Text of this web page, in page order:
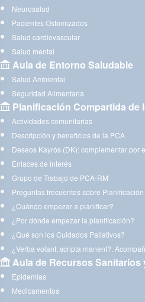
Neurosalud
Pacientes Ostomizados
Salud cardiovascular
Salud mental
Aula de Entorno Saludable
Salud Ambiental
Seguridad Alimentaria
Planificación Compartida de
Actividades comunitarias
Descripción y beneficios de la PCA
Deseos Kayrós (DK): complementar por
Enlaces de interés
Grupo de Trabajo de PCA-RM
Preguntas frecuentes sobre
¿Cuándo empezar a planificar?
¿Por dónde empezar la planificación?
¿Qué son los Cuidados Paliativos?
¿Verba volant, scripta manent?.
Aula de Recursos Sanitarios
Epidemias
Medicamentos